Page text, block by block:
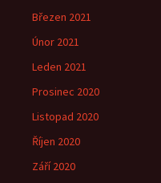
Březen 2021
Únor 2021
Leden 2021
Prosinec 2020
Listopad 2020
Říjen 2020
Září 2020